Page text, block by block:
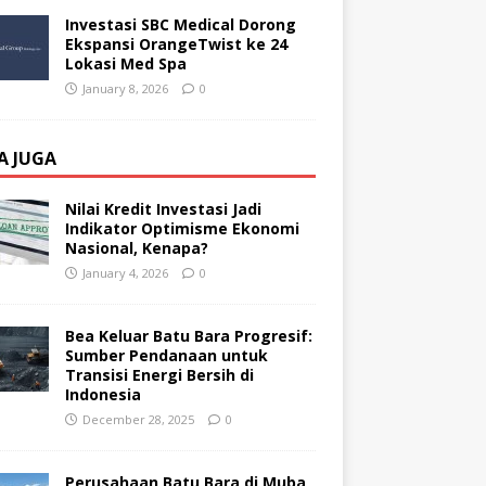
Investasi SBC Medical Dorong
Ekspansi OrangeTwist ke 24
Lokasi Med Spa
January 8, 2026 0
JUGA
Nilai Kredit Investasi Jadi
Indikator Optimisme Ekonomi
Nasional, Kenapa?
January 4, 2026 0
Bea Keluar Batu Bara Progresif:
Sumber Pendanaan untuk
Transisi Energi Bersih di
Indonesia
December 28, 2025 0
Perusahaan Batu Bara di Muba